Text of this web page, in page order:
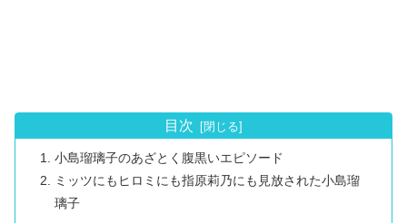
目次
小島瑠璃子のあざとく腹黒いエピソード
ミッツにもヒロミにも指原莉乃にも見放された小島瑠
璃子